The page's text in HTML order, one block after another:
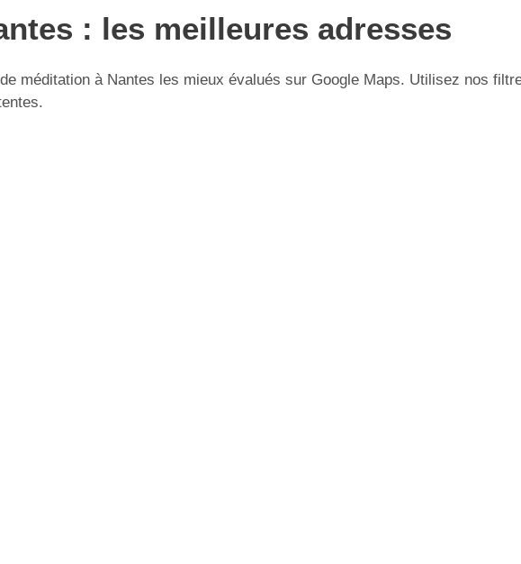
: les meilleures adresses
méditation à Nantes les mieux évalués sur Google Maps. Utilisez nos